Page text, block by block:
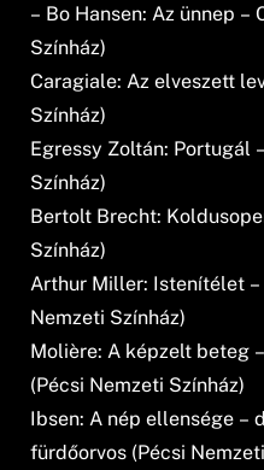
– Bo Hansen: Az ünnep –
Színház)
Caragiale: Az elveszett
Színház)
Egressy Zoltán: Portugál
Színház)
Bertolt Brecht:
Színház)
Arthur Miller: Istenítélet
Nemzeti Színház)
Molière: A képzelt beteg
(Pécsi Nemzeti Színház)
Ibsen: A nép ellensége –
fürdőorvos (Pécsi